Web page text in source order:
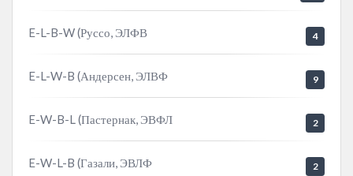
E-L-B-W (Руссо, ЭЛФВ 4
E-L-W-B (Андерсен, ЭЛВФ 9
E-W-B-L (Пастернак, ЭВФЛ 2
E-W-L-B (Газали, ЭВЛФ 2